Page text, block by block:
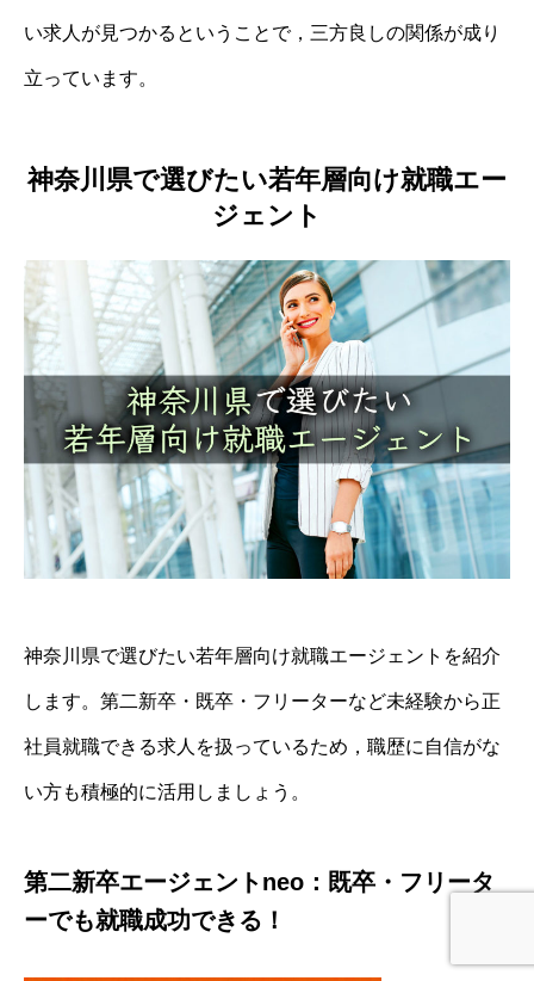
い求人が見つかるということで，三方良しの関係が成り
立っています。
神奈川県で選びたい若年層向け就職エー
ジェント
神奈川県で選びたい若年層向け就職エージェントを紹介
します。第二新卒・既卒・フリーターなど未経験から正
社員就職できる求人を扱っているため，職歴に自信がな
い方も積極的に活用しましょう。
第二新卒エージェントneo：既卒・フリータ
ーでも就職成功できる！